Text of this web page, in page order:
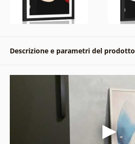
Descrizione e parametri del prodotto